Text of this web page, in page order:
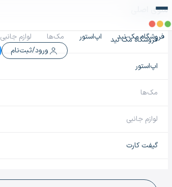
فروشگاه مک نید اپ‌استور مک‌ها لوازم جانبی
ورود/ثبت‌نام
منوی اصلی
فروشگاه مک نید
اپ‌استور
مک‌ها
لوازم جانبی
گیفت کارت